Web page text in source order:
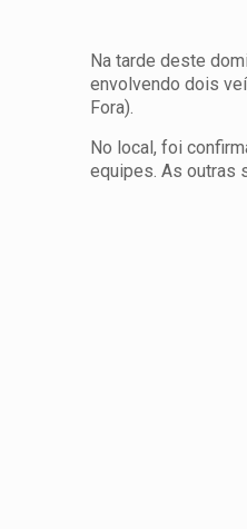
Na tarde deste
envolvendo dois
Fora).
No local, foi
equipes. As outras